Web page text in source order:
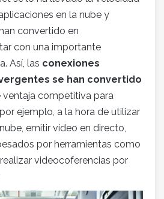
en la nube y
convertido en
con una importante
Así, las conexiones
se han convertido
competitiva para
ejemplo, a la hora de utilizar
emitir vídeo en directo,
por herramientas como
videocoferencias por